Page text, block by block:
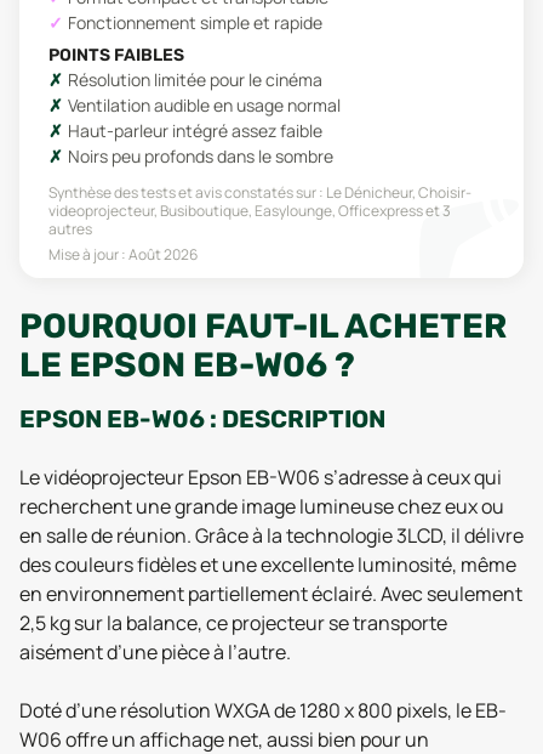
Fonctionnement simple et rapide
POINTS FAIBLES
Résolution limitée pour le cinéma
Ventilation audible en usage normal
Haut-parleur intégré assez faible
Noirs peu profonds dans le sombre
Synthèse des tests et avis constatés sur : Le Dénicheur, Choisir-
videoprojecteur, Busiboutique, Easylounge, Officexpresset 3
autres
Mise à jour :Août 2026
POURQUOI FAUT-IL ACHETER
LE EPSON EB-W06 ?
EPSON EB-W06 : DESCRIPTION
Le vidéoprojecteur Epson EB-W06 s’adresse à ceux qui
recherchent une grande image lumineuse chez eux ou
en salle de réunion. Grâce à la technologie 3LCD, il délivre
des couleurs fidèles et une excellente luminosité, même
en environnement partiellement éclairé. Avec seulement
2,5 kg sur la balance, ce projecteur se transporte
aisément d’une pièce à l’autre.
Doté d’une résolution WXGA de 1280 x 800 pixels, le EB-
W06 offre un affichage net, aussi bien pour un